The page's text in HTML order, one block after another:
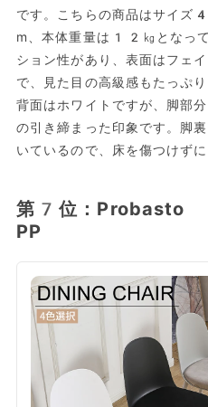
です。こちらの商品は
m、本体重量は12㎏となって
ション性があり、表面はフェ
で、見た目の高級感もたっぷ
背面はホワイトですが、脚部
の引き締まった印象です。脚
いているので、床を傷つけず
第7位：Probasto
PP